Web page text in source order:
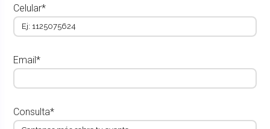
Celular*
Email*
Consulta*